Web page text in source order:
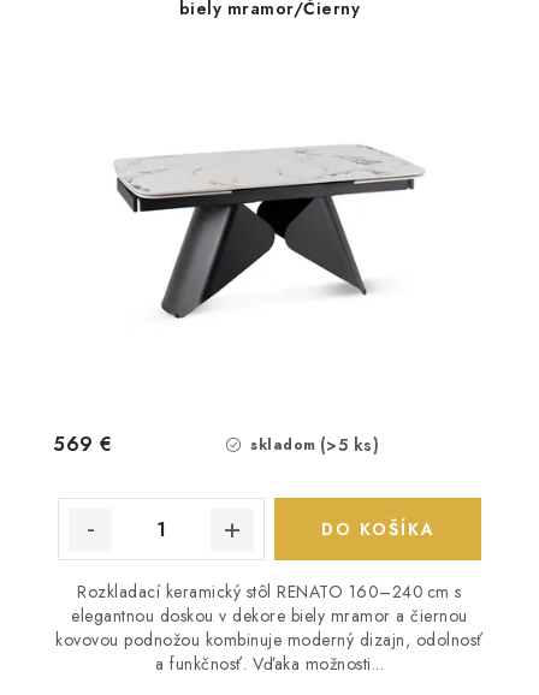
biely mramor/Čierny
skladom (>5 ks)
569 €
DO KOŠÍKA
Rozkladací keramický stôl RENATO 160–240 cm s
elegantnou doskou v dekore biely mramor a čiernou
kovovou podnožou kombinuje moderný dizajn, odolnosť
a funkčnosť. Vďaka možnosti...